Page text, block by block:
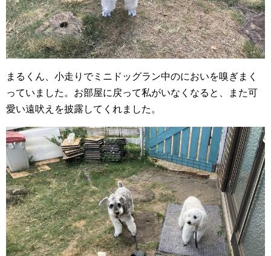
まるくん、小走りでミニドッグラン中のにおいを嗅ぎまく
っていました。お部屋に戻って私がいなくなると、また可
愛い遠吠えを披露してくれました。